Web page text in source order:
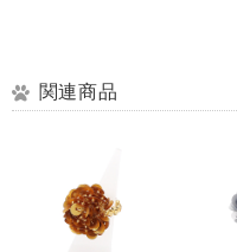
関連商品